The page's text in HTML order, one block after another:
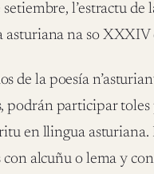
l’estractu de
asturiana na so XXXIV
de la poesía
podrán participar toles
en llingua asturiana.
alcuñu o lema y